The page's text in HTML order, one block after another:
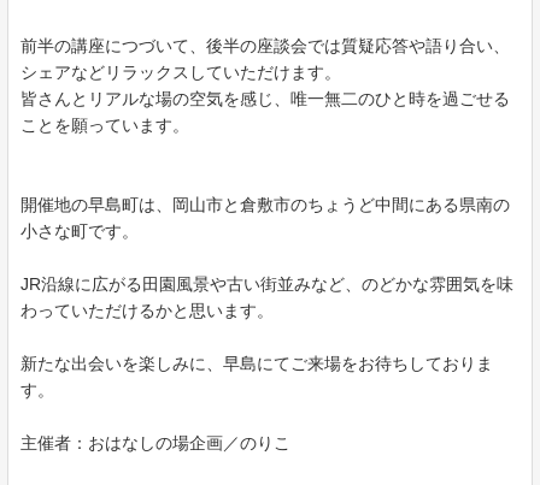
前半の講座につづいて、後半の座談会では質疑応答や語り合い、
シェアなどリラックスしていただけます。
皆さんとリアルな場の空気を感じ、唯一無二のひと時を過ごせる
ことを願っています。
開催地の早島町は、岡山市と倉敷市のちょうど中間にある県南の
小さな町です。
JR沿線に広がる田園風景や古い街並みなど、のどかな雰囲気を味
わっていただけるかと思います。
新たな出会いを楽しみに、早島にてご来場をお待ちしておりま
す。
主催者：おはなしの場企画／のりこ